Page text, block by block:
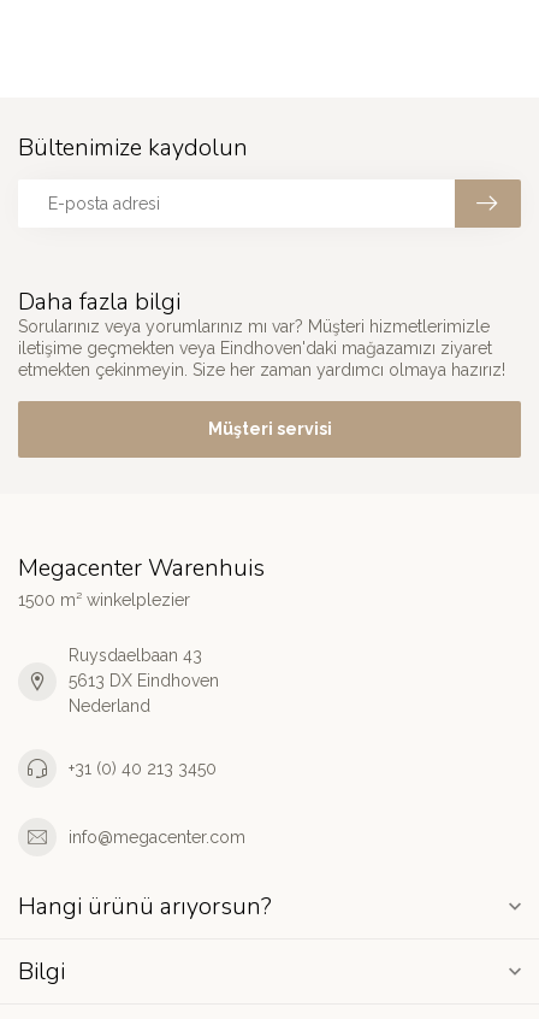
Daha fazla bilgi
Sorularınız veya yorumlarınız mı var? Müşteri hizmetlerimizle
iletişime geçmekten veya Eindhoven'daki mağazamızı ziyaret
etmekten çekinmeyin. Size her zaman yardımcı olmaya hazırız!
Müşteri servisi
Bültenimize kaydolun
Megacenter Warenhuis
1500 m² winkelplezier
Ruysdaelbaan 43
5613 DX Eindhoven
Nederland
+31 (0) 40 213 3450
info@megacenter.com
Hangi ürünü arıyorsun?
Bilgi